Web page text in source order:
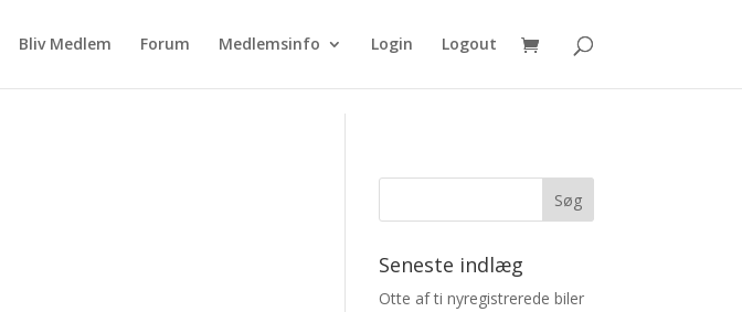
Bliv Medlem Forum Medlemsinfo Login Logout
Seneste indlæg
Otte af ti nyregistrerede biler